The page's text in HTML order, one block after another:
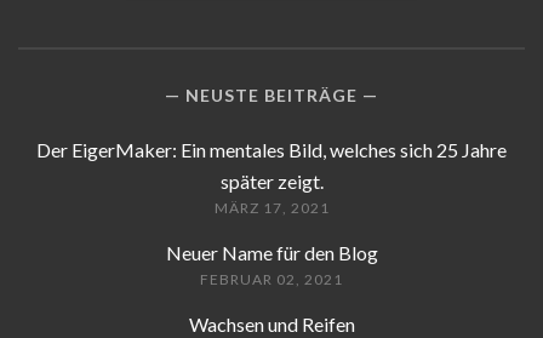
NEUSTE BEITRÄGE
Der EigerMaker: Ein mentales Bild, welches sich 25 Jahre
später zeigt.
MÄRZ 17, 2021
Neuer Name für den Blog
FEBRUAR 02, 2021
Wachsen und Reifen